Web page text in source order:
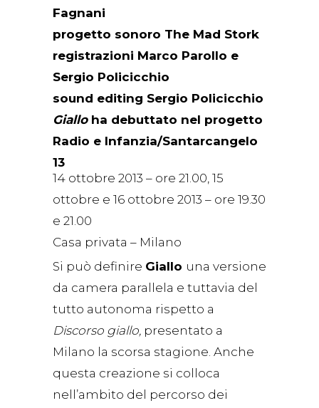
Fagnani
progetto sonoro The Mad Stork
registrazioni Marco Parollo e
Sergio Policicchio
sound editing Sergio Policicchio
Giallo ha debuttato nel progetto
Radio e Infanzia/Santarcangelo
13
14 ottobre 2013 – ore 21.00, 15
ottobre e 16 ottobre 2013 – ore 19.30
e 21.00
Casa privata – Milano
Si può definire Giallo una versione
da camera parallela e tuttavia del
tutto autonoma rispetto a
Discorso giallo, presentato a
Milano la scorsa stagione. Anche
questa creazione si colloca
nell’ambito del percorso dei